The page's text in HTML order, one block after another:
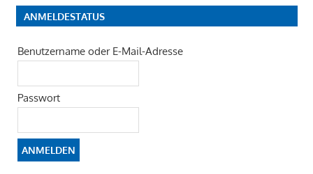
ANMELDESTATUS
Benutzername oder E-Mail-Adresse
Passwort